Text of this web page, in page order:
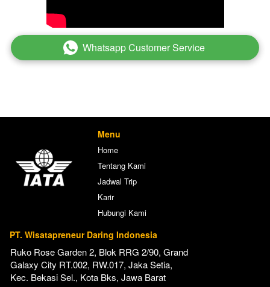
` Whatsapp Customer Service
Menu
Home
Tentang Kami
Jadwal Trip
Karir
Hubungi Kami
PT. Wisatapreneur Daring Indonesia
Ruko Rose Garden 2, Blok RRG 2/90, Grand
Galaxy City RT.002, RW.017, Jaka Setia,
Kec. Bekasi Sel., Kota Bks, Jawa Barat